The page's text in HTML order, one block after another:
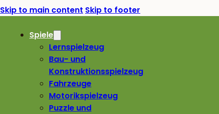
Skip to main content Skip to footer
Spiele
Lernspielzeug
Bau- und
Konstruktionsspielzeug
Fahrzeuge
Motorikspielzeug
Puzzle und